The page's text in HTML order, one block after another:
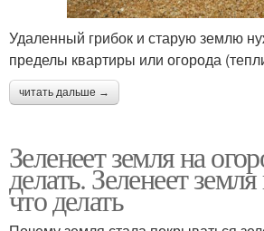
Удаленный грибок и старую землю
пределы квартиры или огорода
читать дальше →
Зеленеет земля на
делать. Зеленеет
что делать